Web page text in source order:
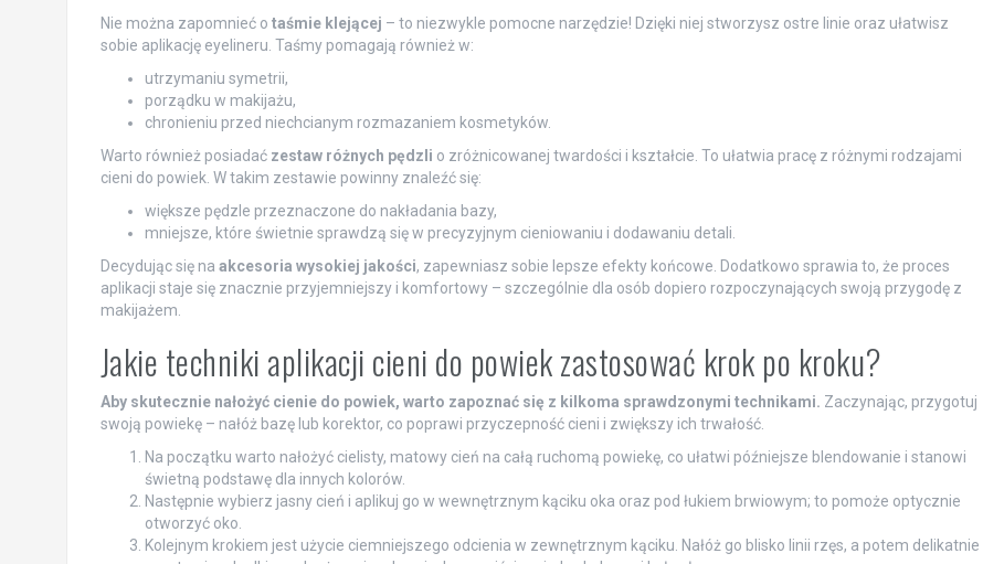
Nie można zapomnieć o taśmie klejącej – to niezwykle pomocne narzędzie! Dzięki niej stworzysz ostre linie oraz ułatwisz
sobie aplikację eyelineru. Taśmy pomagają również w:
utrzymaniu symetrii,
porządku w makijażu,
chronieniu przed niechcianym rozmazaniem kosmetyków.
Warto również posiadać zestaw różnych pędzli o zróżnicowanej twardości i kształcie. To ułatwia pracę z różnymi rodzajami
cieni do powiek. W takim zestawie powinny znaleźć się:
większe pędzle przeznaczone do nakładania bazy,
mniejsze, które świetnie sprawdzą się w precyzyjnym cieniowaniu i dodawaniu detali.
Decydując się na akcesoria wysokiej jakości, zapewniasz sobie lepsze efekty końcowe. Dodatkowo sprawia to, że proces
aplikacji staje się znacznie przyjemniejszy i komfortowy – szczególnie dla osób dopiero rozpoczynających swoją przygodę z
makijażem.
Jakie techniki aplikacji cieni do powiek zastosować krok po kroku?
Aby skutecznie nałożyć cienie do powiek, warto zapoznać się z kilkoma sprawdzonymi technikami. Zaczynając, przygotuj
swoją powiekę – nałóż bazę lub korektor, co poprawi przyczepność cieni i zwiększy ich trwałość.
Na początku warto nałożyć cielisty, matowy cień na całą ruchomą powiekę, co ułatwi późniejsze blendowanie i stanowi
świetną podstawę dla innych kolorów.
Następnie wybierz jasny cień i aplikuj go w wewnętrznym kąciku oka oraz pod łukiem brwiowym; to pomoże optycznie
otworzyć oko.
Kolejnym krokiem jest użycie ciemniejszego odcienia w zewnętrznym kąciku. Nałóż go blisko linii rzęs, a potem delikatnie